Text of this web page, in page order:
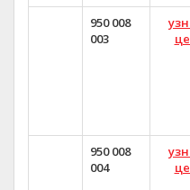
950 008
003
950 008
004